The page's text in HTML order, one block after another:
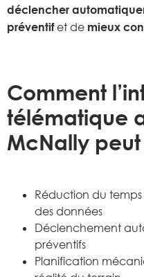
déclencher
préventifet de mieux
Comment
télématique
McNally
Réduction du
des données
Déclenchement
préventifs
Planification